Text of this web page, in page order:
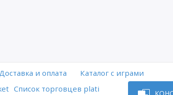
и оплата
Каталог с играми
Список торговцев plati